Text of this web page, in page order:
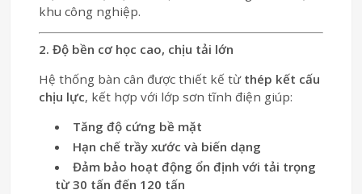
khu công nghiệp.
2. Độ bền cơ học cao, chịu tải lớn
Hệ thống bàn cân được thiết kế từ thép kết cấu
chịu lực, kết hợp với lớp sơn tĩnh điện giúp:
Tăng độ cứng bề mặt
Hạn chế trầy xước và biến dạng
Đảm bảo hoạt động ổn định với tải trọng
từ 30 tấn đến 120 tấn